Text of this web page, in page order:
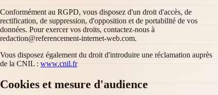
Conformément au RGPD, vous disposez d'un droit d'accès, de
rectification, de suppression, d'opposition et de portabilité de vos
données. Pour exercer vos droits, contactez-nous à
redaction@referencement-internet-web.com.
Vous disposez également du droit d'introduire une réclamation auprès
de la CNIL : www.cnil.fr
Cookies et mesure d'audience